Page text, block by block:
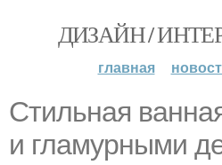
ДИЗАЙН /
главная
Стильная
и гламурными